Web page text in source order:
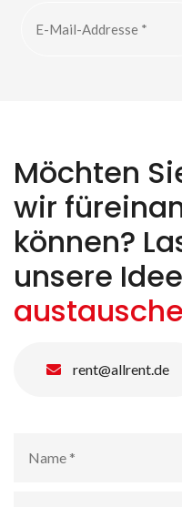
Möchten
wir
können?
unsere
rent@allrent.de